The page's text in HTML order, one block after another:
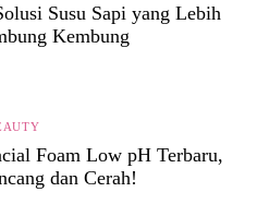
Susu Sapi yang Lebih
Kembung
Foam Low pH Terbaru,
dan Cerah!